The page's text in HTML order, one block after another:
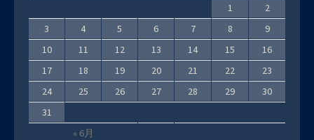
« 6月
1
2
3
4 5 6 7 8
9
10
11 12 13 14 15
16
17
18 19 20 21 22
23
24
25 26 27 28 29
30
31